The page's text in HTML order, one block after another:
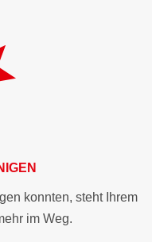
konnten, steht Ihrem
im Weg.